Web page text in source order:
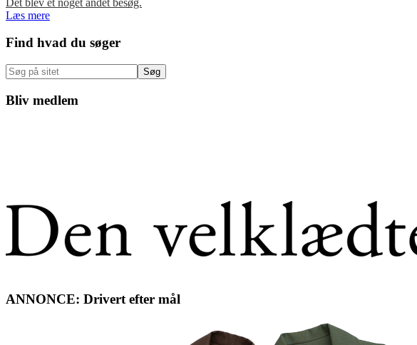
Læs mere
Primær
Sidebar
Find hvad du søger
Søg
på
sitet
Bliv medlem
ANNONCE: Drivert efter mål